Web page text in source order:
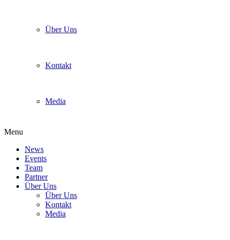
Über Uns
Kontakt
Media
Menu
News
Events
Team
Partner
Über Uns
Über Uns
Kontakt
Media